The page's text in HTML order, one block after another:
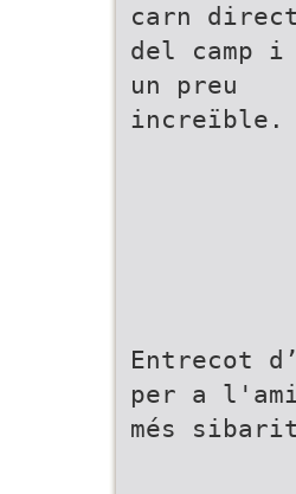
carn
del camp i
un preu
increïble.
Entrecot
per a
més